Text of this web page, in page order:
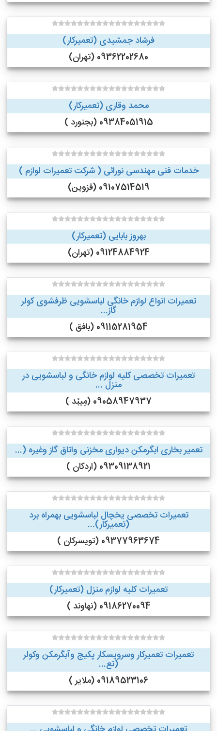
فرشاد جمشیدی (تعمیرکار)
09362202680 (تهران)
محمد وقاری (تعمیرکار)
09384051915 (بجنورد )
خدمات فنی مهندسی نورائی ( شرکت تعمیرات لوازم )
09107514519 (قزوین)
بهروز بابایی (تعمیرکار)
09124884924 (تهران)
تعمیرات انواع لوازم خانگی لباسشویی ظرفشوی کولر
گاز...
09115281954 (بافق )
تعمیرات تخصصی کلیه لوازم خانگی و لباسشویی در
منزل ...
09058947937 (مِیبُد )
تعمیر بخاری ابگرمکن دیواری مخزنی واتاق گاز وغیره (...
09309138921 (اردکان )
تعمیرات تخصصی یخچال لباسشویی بهمراه برد
(تعمیرکار)...
09377963674 (تویسرکان )
تعمیرات کلیه لوازم منزل (تعمیرکار)
09186270094 (نهاوند )
تعمیرات تعمیرکار وسرویسکار پکیج وآبگرمکن وکولر
(تع...
09189523106 (ملایر )